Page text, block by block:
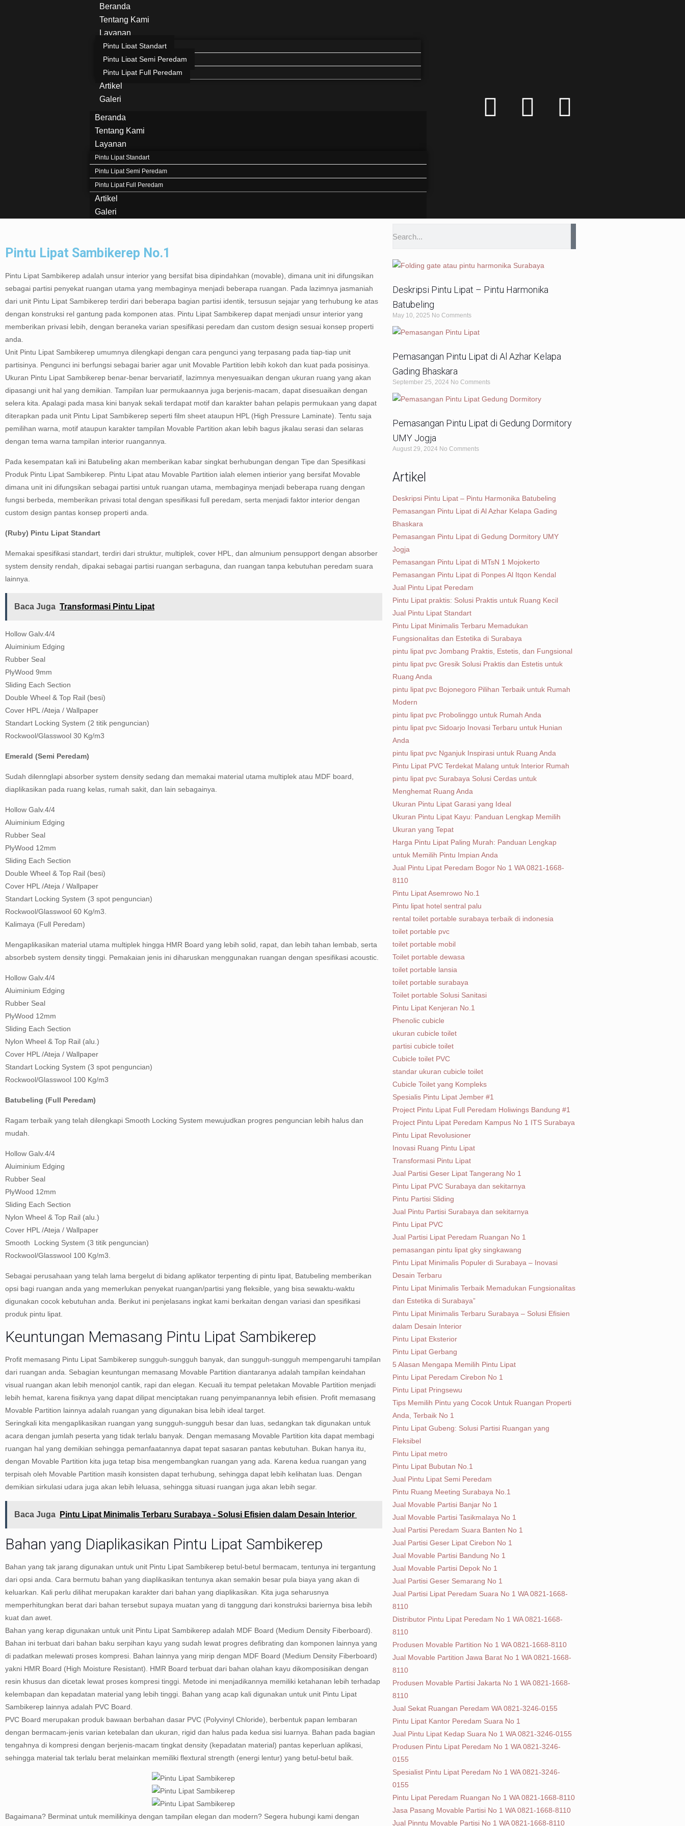
Beranda
Tentang Kami
Layanan
Pintu Lipat Standart
Pintu Lipat Semi Peredam
Pintu Lipat Full Peredam
Artikel
Galeri
Beranda
Tentang Kami
Layanan
Pintu Lipat Standart
Pintu Lipat Semi Peredam
Pintu Lipat Full Peredam
Artikel
Galeri
Pintu Lipat Sambikerep No.1
Pintu Lipat Sambikerep adalah unsur interior yang bersifat bisa dipindahkan (movable), dimana unit ini difungsikan
sebagai partisi penyekat ruangan utama yang membaginya menjadi beberapa ruangan. Pada lazimnya jasmaniah
dari unit Pintu Lipat Sambikerep terdiri dari beberapa bagian partisi identik, tersusun sejajar yang terhubung ke atas
dengan konstruksi rel gantung pada komponen atas. Pintu Lipat Sambikerep dapat menjadi unsur interior yang
memberikan privasi lebih, dengan beraneka varian spesifikasi peredam dan custom design sesuai konsep properti
anda.
Unit Pintu Lipat Sambikerep umumnya dilengkapi dengan cara pengunci yang terpasang pada tiap-tiap unit
partisinya. Pengunci ini berfungsi sebagai barier agar unit Movable Partition lebih kokoh dan kuat pada posisinya.
Ukuran Pintu Lipat Sambikerep benar-benar bervariatif, lazimnya menyesuaikan dengan ukuran ruang yang akan
dipasangi unit hal yang demikian. Tampilan luar permukaannya juga berjenis-macam, dapat disesuaikan dengan
selera kita. Apalagi pada masa kini banyak sekali terdapat motif dan karakter bahan pelapis permukaan yang dapat
diterapkan pada unit Pintu Lipat Sambikerep seperti film sheet ataupun HPL (High Pressure Laminate). Tentu saja
pemilihan warna, motif ataupun karakter tampilan Movable Partition akan lebih bagus jikalau serasi dan selaras
dengan tema warna tampilan interior ruangannya.
Pada kesempatan kali ini Batubeling akan memberikan kabar singkat berhubungan dengan Tipe dan Spesifikasi
Produk Pintu Lipat Sambikerep. Pintu Lipat atau Movable Partition ialah elemen intierior yang bersifat Movable
dimana unit ini difungsikan sebagai partisi untuk ruangan utama, membaginya menjadi beberapa ruang dengan
fungsi berbeda, memberikan privasi total dengan spesifikasi full peredam, serta menjadi faktor interior dengan
custom design pantas konsep properti anda.
(Ruby) Pintu Lipat Standart
Memakai spesifikasi standart, terdiri dari struktur, multiplek, cover HPL, dan almunium pensupport dengan absorber
system density rendah, dipakai sebagai partisi ruangan serbaguna, dan ruangan tanpa kebutuhan peredam suara
lainnya.
Baca Juga Transformasi Pintu Lipat
Hollow Galv.4/4
Aluiminium Edging
Rubber Seal
PlyWood 9mm
Sliding Each Section
Double Wheel & Top Rail (besi)
Cover HPL /Ateja / Wallpaper
Standart Locking System (2 titik penguncian)
Rockwool/Glasswool 30 Kg/m3
Emerald (Semi Peredam)
Sudah dilennglapi absorber system density sedang dan memakai material utama multiplek atau MDF board,
diaplikasikan pada ruang kelas, rumah sakit, dan lain sebagainya.
Hollow Galv.4/4
Aluiminium Edging
Rubber Seal
PlyWood 12mm
Sliding Each Section
Double Wheel & Top Rail (besi)
Cover HPL /Ateja / Wallpaper
Standart Locking System (3 spot penguncian)
Rockwool/Glasswool 60 Kg/m3.
Kalimaya (Full Peredam)
Mengaplikasikan material utama multiplek hingga HMR Board yang lebih solid, rapat, dan lebih tahan lembab, serta
absorbeb system density tinggi. Pemakaian jenis ini diharuskan menggunakan ruangan dengan spesifikasi acoustic.
Hollow Galv.4/4
Aluiminium Edging
Rubber Seal
PlyWood 12mm
Sliding Each Section
Nylon Wheel & Top Rail (alu.)
Cover HPL /Ateja / Wallpaper
Standart Locking System (3 spot penguncian)
Rockwool/Glasswool 100 Kg/m3
Batubeling (Full Peredam)
Ragam terbaik yang telah dilengkapi Smooth Locking System mewujudkan progres penguncian lebih halus dan
mudah.
Hollow Galv.4/4
Aluiminium Edging
Rubber Seal
PlyWood 12mm
Sliding Each Section
Nylon Wheel & Top Rail (alu.)
Cover HPL /Ateja / Wallpaper
Smooth Locking System (3 titik penguncian)
Rockwool/Glasswool 100 Kg/m3.
Sebagai perusahaan yang telah lama bergelut di bidang aplikator terpenting di pintu lipat, Batubeling memberikan
opsi bagi ruangan anda yang memerlukan penyekat ruangan/partisi yang fleksible, yang bisa sewaktu-waktu
digunakan cocok kebutuhan anda. Berikut ini penjelasans ingkat kami berkaitan dengan variasi dan spesifikasi
produk pintu lipat.
Keuntungan Memasang Pintu Lipat Sambikerep
Profit memasang Pintu Lipat Sambikerep sungguh-sungguh banyak, dan sungguh-sungguh mempengaruhi tampilan
dari ruangan anda. Sebagian keuntungan memasang Movable Partition diantaranya adalah tampilan keindahan
visual ruangan akan lebih menonjol cantik, rapi dan elegan. Kecuali itu tempat peletakan Movable Partition menjadi
lebih hemat, karena fisiknya yang dapat dilipat menciptakan ruang penyimpanannya lebih efisien. Profit memasang
Movable Partition lainnya adalah ruangan yang digunakan bisa lebih ideal target.
Seringkali kita mengaplikasikan ruangan yang sungguh-sungguh besar dan luas, sedangkan tak digunakan untuk
acara dengan jumlah peserta yang tidak terlalu banyak. Dengan memasang Movable Partition kita dapat membagi
ruangan hal yang demikian sehingga pemanfaatannya dapat tepat sasaran pantas kebutuhan. Bukan hanya itu,
dengan Movable Partition kita juga tetap bisa mengembangkan ruangan yang ada. Karena kedua ruangan yang
terpisah oleh Movable Partition masih konsisten dapat terhubung, sehingga dapat lebih kelihatan luas. Dengan
demikian sirkulasi udara juga akan lebih leluasa, sehingga situasi ruangan juga akan lebih segar.
Baca Juga Pintu Lipat Minimalis Terbaru Surabaya - Solusi Efisien dalam Desain Interior
Bahan yang Diaplikasikan Pintu Lipat Sambikerep
Bahan yang tak jarang digunakan untuk unit Pintu Lipat Sambikerep betul-betul bermacam, tentunya ini tergantung
dari opsi anda. Cara bermutu bahan yang diaplikasikan tentunya akan semakin besar pula biaya yang akan di
keluarkan. Kali perlu dilihat merupakan karakter dari bahan yang diaplikasikan. Kita juga seharusnya
memperhitungkan berat dari bahan tersebut supaya muatan yang di tanggung dari konstruksi bariernya bisa lebih
kuat dan awet.
Bahan yang kerap digunakan untuk unit Pintu Lipat Sambikerep adalah MDF Board (Medium Density Fiberboard).
Bahan ini terbuat dari bahan baku serpihan kayu yang sudah lewat progres defibrating dan komponen lainnya yang
di padatkan melewati proses kompresi. Bahan lainnya yang mirip dengan MDF Board (Medium Density Fiberboard)
yakni HMR Board (High Moisture Resistant). HMR Board terbuat dari bahan olahan kayu dikomposisikan dengan
resin khusus dan dicetak lewat proses kompresi tinggi. Metode ini menjadikannya memiliki ketahanan lebih terhadap
kelembapan dan kepadatan material yang lebih tinggi. Bahan yang acap kali digunakan untuk unit Pintu Lipat
Sambikerep lainnya adalah PVC Board.
PVC Board merupakan produk bawaan berbahan dasar PVC (Polyvinyl Chloride), berbentuk papan lembaran
dengan bermacam-jenis varian ketebalan dan ukuran, rigid dan halus pada kedua sisi luarnya. Bahan pada bagian
tengahnya di kompresi dengan berjenis-macam tingkat density (kepadatan material) pantas keperluan aplikasi,
sehingga material tak terlalu berat melainkan memiliki flextural strength (energi lentur) yang betul-betul baik.
Bagaimana? Berminat untuk memilikinya dengan tampilan elegan dan modern? Segera hubungi kami dengan
Deskripsi Pintu Lipat – Pintu Harmonika
Batubeling
May 10, 2025 No Comments
Pemasangan Pintu Lipat di Al Azhar Kelapa
Gading Bhaskara
September 25, 2024 No Comments
Pemasangan Pintu Lipat di Gedung Dormitory
UMY Jogja
August 29, 2024 No Comments
Artikel
Deskripsi Pintu Lipat – Pintu Harmonika Batubeling
Pemasangan Pintu Lipat di Al Azhar Kelapa Gading
Bhaskara
Pemasangan Pintu Lipat di Gedung Dormitory UMY
Jogja
Pemasangan Pintu Lipat di MTsN 1 Mojokerto
Pemasangan Pintu Lipat di Ponpes Al Itqon Kendal
Jual Pintu Lipat Peredam
Pintu Lipat praktis: Solusi Praktis untuk Ruang Kecil
Jual Pintu Lipat Standart
Pintu Lipat Minimalis Terbaru Memadukan
Fungsionalitas dan Estetika di Surabaya
pintu lipat pvc Jombang Praktis, Estetis, dan Fungsional
pintu lipat pvc Gresik Solusi Praktis dan Estetis untuk
Ruang Anda
pintu lipat pvc Bojonegoro Pilihan Terbaik untuk Rumah
Modern
pintu lipat pvc Probolinggo untuk Rumah Anda
pintu lipat pvc Sidoarjo Inovasi Terbaru untuk Hunian
Anda
pintu lipat pvc Nganjuk Inspirasi untuk Ruang Anda
Pintu Lipat PVC Terdekat Malang untuk Interior Rumah
pintu lipat pvc Surabaya Solusi Cerdas untuk
Menghemat Ruang Anda
Ukuran Pintu Lipat Garasi yang Ideal
Ukuran Pintu Lipat Kayu: Panduan Lengkap Memilih
Ukuran yang Tepat
Harga Pintu Lipat Paling Murah: Panduan Lengkap
untuk Memilih Pintu Impian Anda
Jual Pintu Lipat Peredam Bogor No 1 WA 0821-1668-
8110
Pintu Lipat Asemrowo No.1
Pintu lipat hotel sentral palu
rental toilet portable surabaya terbaik di indonesia
toilet portable pvc
toilet portable mobil
Toilet portable dewasa
toilet portable lansia
toilet portable surabaya
Toilet portable Solusi Sanitasi
Pintu Lipat Kenjeran No.1
Phenolic cubicle
ukuran cubicle toilet
partisi cubicle toilet
Cubicle toilet PVC
standar ukuran cubicle toilet
Cubicle Toilet yang Kompleks
Spesialis Pintu Lipat Jember #1
Project Pintu Lipat Full Peredam Holiwings Bandung #1
Project Pintu Lipat Peredam Kampus No 1 ITS Surabaya
Pintu Lipat Revolusioner
Inovasi Ruang Pintu Lipat
Transformasi Pintu Lipat
Jual Partisi Geser Lipat Tangerang No 1
Pintu Lipat PVC Surabaya dan sekitarnya
Pintu Partisi Sliding
Jual Pintu Partisi Surabaya dan sekitarnya
Pintu Lipat PVC
Jual Partisi Lipat Peredam Ruangan No 1
pemasangan pintu lipat gky singkawang
Pintu Lipat Minimalis Populer di Surabaya – Inovasi
Desain Terbaru
Pintu Lipat Minimalis Terbaik Memadukan Fungsionalitas
dan Estetika di Surabaya”
Pintu Lipat Minimalis Terbaru Surabaya – Solusi Efisien
dalam Desain Interior
Pintu Lipat Eksterior
Pintu Lipat Gerbang
5 Alasan Mengapa Memilih Pintu Lipat
Pintu Lipat Peredam Cirebon No 1
Pintu Lipat Pringsewu
Tips Memilih Pintu yang Cocok Untuk Ruangan Properti
Anda, Terbaik No 1
Pintu Lipat Gubeng: Solusi Partisi Ruangan yang
Fleksibel
Pintu Lipat metro
Pintu Lipat Bubutan No.1
Jual Pintu Lipat Semi Peredam
Pintu Ruang Meeting Surabaya No.1
Jual Movable Partisi Banjar No 1
Jual Movable Partisi Tasikmalaya No 1
Jual Partisi Peredam Suara Banten No 1
Jual Partisi Geser Lipat Cirebon No 1
Jual Movable Partisi Bandung No 1
Jual Movable Partisi Depok No 1
Jual Partisi Geser Semarang No 1
Jual Partisi Lipat Peredam Suara No 1 WA 0821-1668-
8110
Distributor Pintu Lipat Peredam No 1 WA 0821-1668-
8110
Produsen Movable Partition No 1 WA 0821-1668-8110
Jual Movable Partition Jawa Barat No 1 WA 0821-1668-
8110
Produsen Movable Partisi Jakarta No 1 WA 0821-1668-
8110
Jual Sekat Ruangan Peredam WA 0821-3246-0155
Pintu Lipat Kantor Peredam Suara No 1
Jual Pintu Lipat Kedap Suara No 1 WA 0821-3246-0155
Produsen Pintu Lipat Peredam No 1 WA 0821-3246-
0155
Spesialist Pintu Lipat Peredam No 1 WA 0821-3246-
0155
Pintu Lipat Peredam Ruangan No 1 WA 0821-1668-8110
Jasa Pasang Movable Partisi No 1 WA 0821-1668-8110
Jual Pinntu Movable Partisi No 1 WA 0821-1668-8110